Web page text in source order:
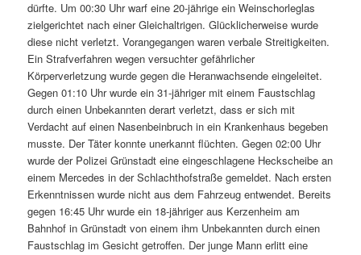
dürfte. Um 00:30 Uhr warf eine 20-jährige ein Weinschorleglas
zielgerichtet nach einer Gleichaltrigen. Glücklicherweise wurde
diese nicht verletzt. Vorangegangen waren verbale Streitigkeiten.
Ein Strafverfahren wegen versuchter gefährlicher
Körperverletzung wurde gegen die Heranwachsende eingeleitet.
Gegen 01:10 Uhr wurde ein 31-jähriger mit einem Faustschlag
durch einen Unbekannten derart verletzt, dass er sich mit
Verdacht auf einen Nasenbeinbruch in ein Krankenhaus begeben
musste. Der Täter konnte unerkannt flüchten. Gegen 02:00 Uhr
wurde der Polizei Grünstadt eine eingeschlagene Heckscheibe an
einem Mercedes in der Schlachthofstraße gemeldet. Nach ersten
Erkenntnissen wurde nicht aus dem Fahrzeug entwendet. Bereits
gegen 16:45 Uhr wurde ein 18-jähriger aus Kerzenheim am
Bahnhof in Grünstadt von einem ihm Unbekannten durch einen
Faustschlag im Gesicht getroffen. Der junge Mann erlitt eine